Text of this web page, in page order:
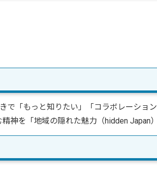
で「もっと知りたい」「コラボレーショ
神を「地域の隠れた魅力（hidden Japan